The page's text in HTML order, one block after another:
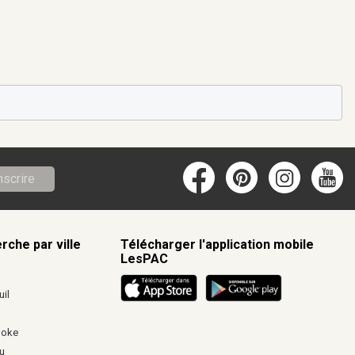
par ville
Télécharger l'application mobile
LesPAC